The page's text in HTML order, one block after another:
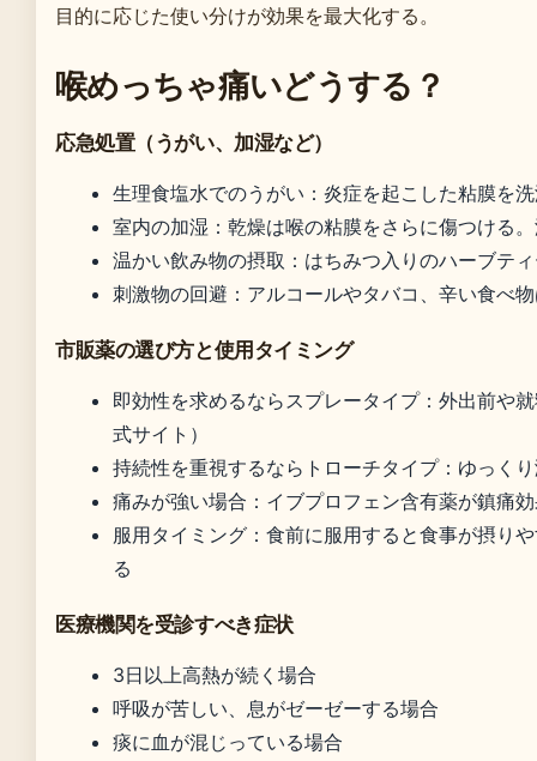
目的に応じた使い分けが効果を最大化する。
喉めっちゃ痛いどうする？
応急処置（うがい、加湿など）
生理食塩水でのうがい：炎症を起こした粘膜を
室内の加湿：乾燥は喉の粘膜をさらに傷つける
温かい飲み物の摂取：はちみつ入りのハーブテ
刺激物の回避：アルコールやタバコ、辛い食べ
市販薬の選び方と使用タイミング
即効性を求めるならスプレータイプ：外出前や
式サイト）
持続性を重視するならトローチタイプ：ゆっく
痛みが強い場合：イブプロフェン含有薬が鎮痛
服用タイミング：食前に服用すると食事が摂り
る
医療機関を受診すべき症状
3日以上高熱が続く場合
呼吸が苦しい、息がゼーゼーする場合
痰に血が混じっている場合